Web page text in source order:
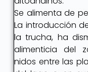
Se alimenta de
La introducción
la trucha, ha
alimenticia del
nidos entre las